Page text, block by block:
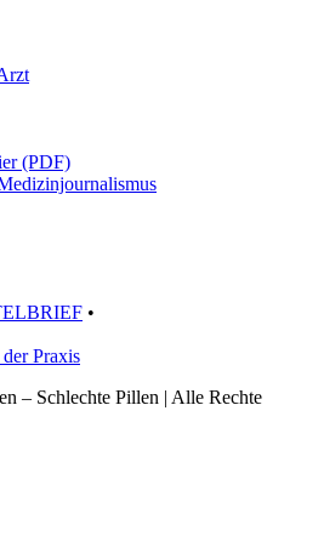
(PDF)
•
Praxis
– Schlechte Pillen | Alle Rechte